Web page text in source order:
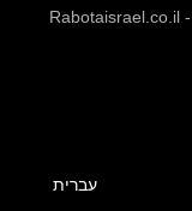
Rabotaisrael.co.il
עברית